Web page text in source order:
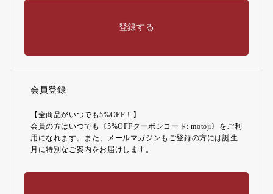
登録する
会員登録
【全商品がいつでも5%OFF！】
会員の方はいつでも《5%OFFクーポンコード: motoji》をご利
用になれます。また、メールマガジンもご登録の方には誕生
月に特別なご案内をお届けします。